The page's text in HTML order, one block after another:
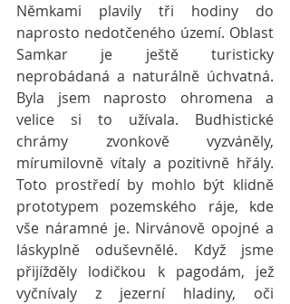
Němkami plavily tři hodiny do
naprosto nedotčeného území. Oblast
Samkar je ještě turisticky
neprobádaná a naturálně úchvatná.
Byla jsem naprosto ohromena a
velice si to užívala. Budhistické
chrámy zvonkově vyzváněly,
mírumilovně vítaly a pozitivně hřály.
Toto prostředí by mohlo být klidně
prototypem pozemského ráje, kde
vše náramné je. Nirvánově opojné a
láskyplně oduševnělé. Když jsme
přijížděly lodičkou k pagodám, jež
vyčnívaly z jezerní hladiny, oči